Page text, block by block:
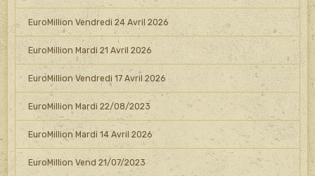
EuroMillion Vendredi 24 Avril 2026
EuroMillion Mardi 21 Avril 2026
EuroMillion Vendredi 17 Avril 2026
EuroMillion Mardi 22/08/2023
EuroMillion Mardi 14 Avril 2026
EuroMillion Vend 21/07/2023